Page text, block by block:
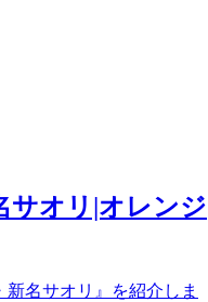
サオリ|オレンジ
名サオリ』を紹介しま